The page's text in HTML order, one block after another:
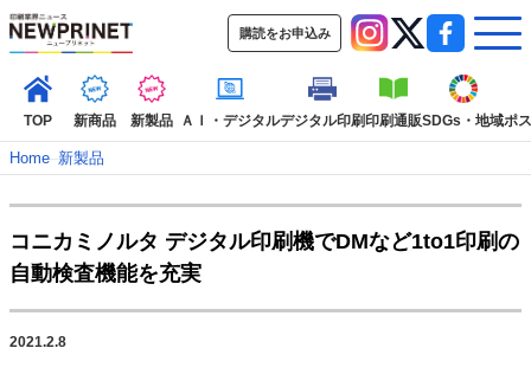
購読をお申込み
TOP 新商品 新製品 ＡＩ・デジタルデジタル印刷印刷通販SDGs・地域ポ
TOP
新着記事 特集記事
インタビュー
コレクション
Home–新製品
コニカミノルタ デジタル印刷機でDMなど1to1印刷の
自動検査機能を充実
2021.2.8